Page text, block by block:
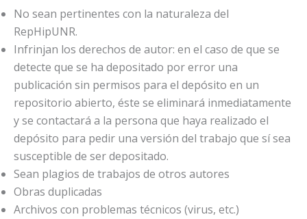
No sean pertinentes con la naturaleza del
RepHipUNR.
Infrinjan los derechos de autor: en el caso de que se
detecte que se ha depositado por error una
publicación sin permisos para el depósito en un
repositorio abierto, éste se eliminará inmediatamente
y se contactará a la persona que haya realizado el
depósito para pedir una versión del trabajo que sí sea
susceptible de ser depositado.
Sean plagios de trabajos de otros autores
Obras duplicadas
Archivos con problemas técnicos (virus, etc.)